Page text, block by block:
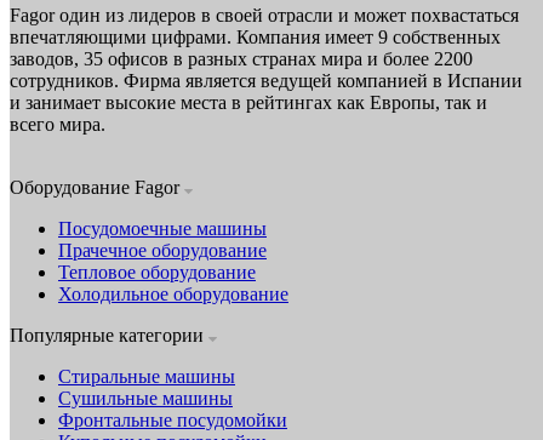
Fagor один из лидеров в своей отрасли и может похвастаться
впечатляющими цифрами. Компания имеет 9 собственных
заводов, 35 офисов в разных странах мира и более 2200
сотрудников. Фирма является ведущей компанией в Испании
и занимает высокие места в рейтингах как Европы, так и
всего мира.
Оборудование Fagor
Посудомоечные машины
Прачечное оборудование
Тепловое оборудование
Холодильное оборудование
Популярные категории
Стиральные машины
Сушильные машины
Фронтальные посудомойки